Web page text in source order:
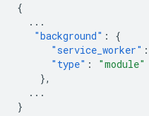
{
...
"background" :
{
"service_worker" :
"type" :
"module"
},
...
}